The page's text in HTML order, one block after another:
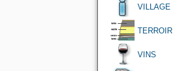
VILLAGE
TERROIR
VINS